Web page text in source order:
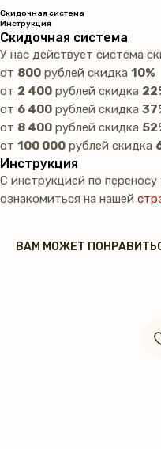
Скидочная система
Инструкция
Скидочная система
У нас действует система
от 800 рублей скидка 10%
от 2 400 рублей скидка
от 6 400 рублей скидка
от 8 400 рублей скидка
от 100 000 рублей скидка
Инструкция
С инструкцией по
ознакомиться на нашей
ВАМ МОЖЕТ